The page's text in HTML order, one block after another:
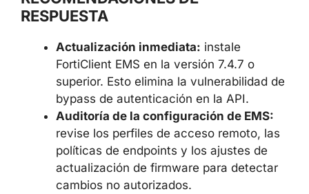
boletín de seguridad oficial de Fortinet para
RECOMENDACIONES DE
RESPUESTA
Actualización inmediata:instale
FortiClient EMS en la versión 7.4.7 o
superior. Esto elimina la vulnerabilidad
de bypass de autenticación en la API.
Auditoría de la configuración de EMS: